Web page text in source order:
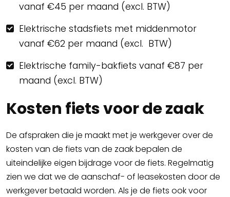
vanaf €45 per maand (excl. BTW)
Elektrische stadsfiets met middenmotor
vanaf €62 per maand (excl. BTW)
Elektrische family-bakfiets vanaf €87 per
maand (excl. BTW)
Kosten fiets voor de zaak
De afspraken die je maakt met je werkgever over de
kosten van de fiets van de zaak bepalen de
uiteindelijke eigen bijdrage voor de fiets. Regelmatig
zien we dat we de aanschaf- of leasekosten door de
werkgever betaald worden. Als je de fiets ook voor